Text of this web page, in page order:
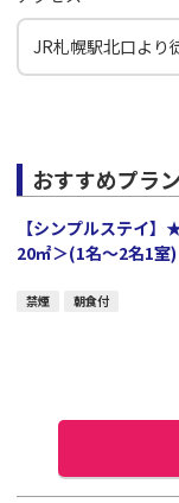
JR札幌駅北口より
おすすめプラン
【シンプルステイ
20㎡＞(1名～2名1室)
禁煙 朝食付